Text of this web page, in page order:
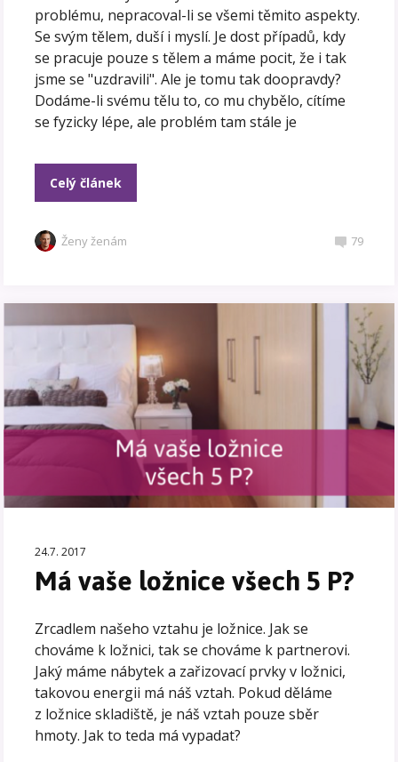
problému, nepracoval-li se všemi těmito aspekty.
Se svým tělem, duší i myslí. Je dost případů, kdy
se pracuje pouze s tělem a máme pocit, že i tak
jsme se "uzdravili". Ale je tomu tak doopravdy?
Dodáme-li svému tělu to, co mu chybělo, cítíme
se fyzicky lépe, ale problém tam stále je
Celý článek
Ženy ženám 79
24.7. 2017
Má vaše ložnice všech 5 P?
Zrcadlem našeho vztahu je ložnice. Jak se
chováme k ložnici, tak se chováme k partnerovi.
Jaký máme nábytek a zařizovací prvky v ložnici,
takovou energii má náš vztah. Pokud děláme
z ložnice skladiště, je náš vztah pouze sběr
hmoty. Jak to teda má vypadat?